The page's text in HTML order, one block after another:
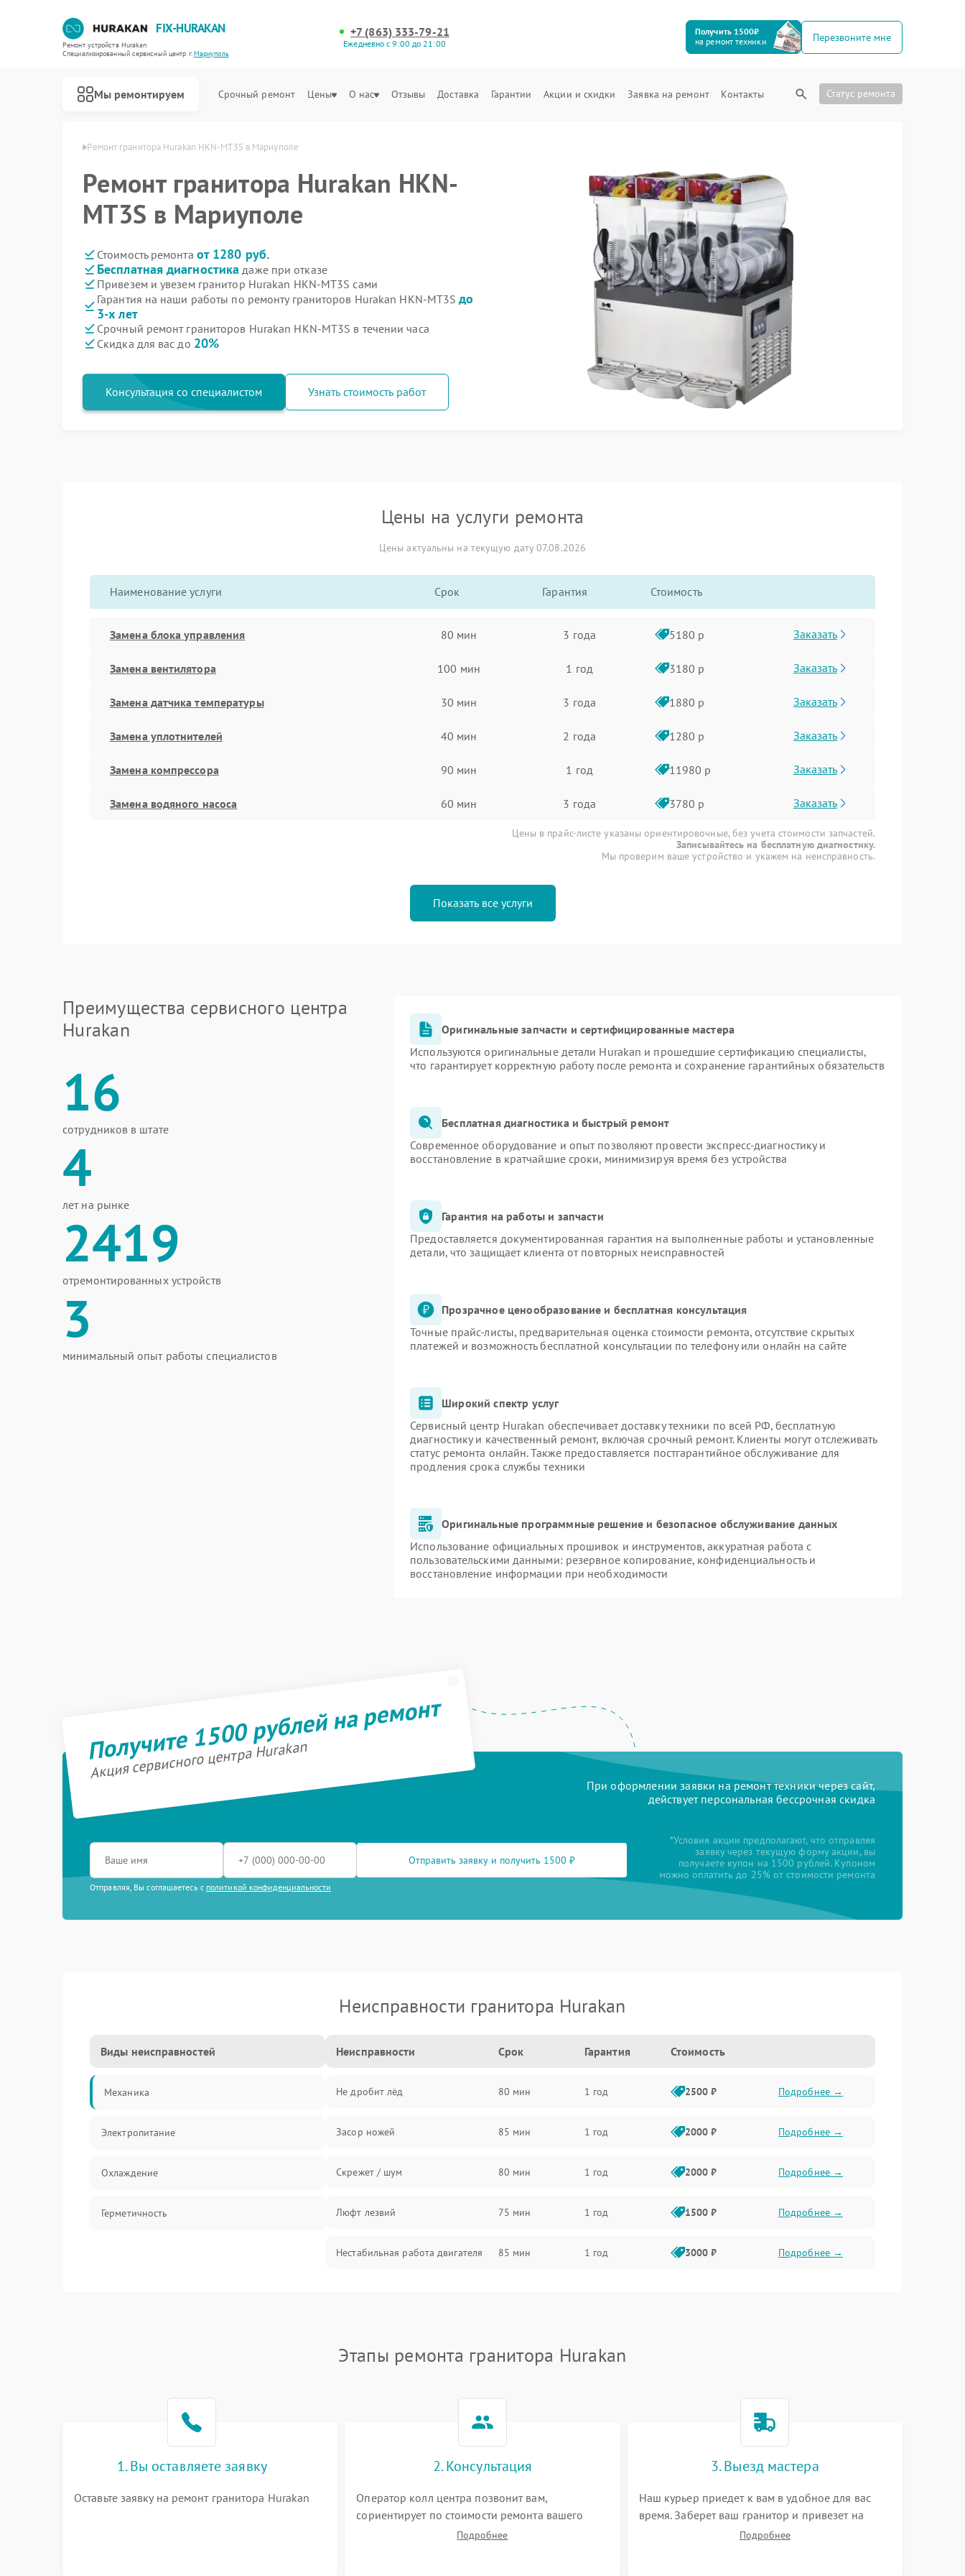
FIX-HURAKAN
Ремонт устройств Hurakan
Специализированный cервисный центр г.Мариуполь
+7 (863) 333-79-21
Ежедневно с 9:00 до 21:00
Получить 1500₽
на ремонт техники
Перезвоните мне
Мы ремонтируем Срочный ремонт Цены О нас Отзывы Доставка Гарантии Акции и скидки Заявка на ремонт Контакты Статус ремонта
в Мариуполе Ремонт гранитора Hurakan HKN-MT3S в Мариуполе
Ремонт гранитора Hurakan HKN-
MT3S в Мариуполе
Стоимость ремонта от 1280 руб.
Бесплатная диагностика даже при отказе
Привезем и увезем гранитор Hurakan HKN-MT3S сами
Гарантия на наши работы по ремонту граниторов Hurakan HKN-MT3Sдо
3-х лет
Срочный ремонт граниторов Hurakan HKN-MT3S в течении часа
Скидка для вас до 20%
Консультация со специалистом Узнать стоимость работ
Цены на услуги ремонта
Цены актуальны на текущую дату 07.08.2026
Наименование услуги Срок Гарантия Стоимость
Замена блока управления 80 мин 3 года 5180 р Заказать
Замена вентилятора 100 мин 1 год 3180 р Заказать
Замена датчика температуры 30 мин 3 года 1880 р Заказать
Замена уплотнителей 40 мин 2 года 1280 р Заказать
Замена компрессора 90 мин 1 год 11980 р Заказать
Замена водяного насоса 60 мин 3 года 3780 р Заказать
Цены в прайс-листе указаны ориентировочные, без учета стоимости запчастей.
Записывайтесь на бесплатную диагностику.
Мы проверим ваше устройство и укажем на неисправность.
Показать все услуги
Преимущества сервисного центра
Hurakan
16
сотрудников в штате
4
лет на рынке
2419
отремонтированных устройств
3
минимальный опыт работы специалистов
Оригинальные запчасти и сертифицированные мастера
Используются оригинальные детали Hurakan и прошедшие сертификацию специалисты,
что гарантирует корректную работу после ремонта и сохранение гарантийных обязательств
Бесплатная диагностика и быстрый ремонт
Современное оборудование и опыт позволяют провести экспресс-диагностику и
восстановление в кратчайшие сроки, минимизируя время без устройства
Гарантия на работы и запчасти
Предоставляется документированная гарантия на выполненные работы и установленные
детали, что защищает клиента от повторных неисправностей
Прозрачное ценообразование и бесплатная консультация
Точные прайс-листы, предварительная оценка стоимости ремонта, отсутствие скрытых
платежей и возможность бесплатной консультации по телефону или онлайн на сайте
Широкий спектр услуг
Сервисный центр Hurakan обеспечивает доставку техники по всей РФ, бесплатную
диагностику и качественный ремонт, включая срочный ремонт. Клиенты могут отслеживать
статус ремонта онлайн. Также предоставляется постгарантийное обслуживание для
продления срока службы техники
Оригинальные программные решение и безопасное обслуживание данных
Использование официальных прошивок и инструментов, аккуратная работа с
пользовательскими данными: резервное копирование, конфиденциальность и
восстановление информации при необходимости
Получите 1500 рублей на ремонт
Акция сервисного центра Hurakan
При оформлении заявки на ремонт техники через сайт,
действует персональная бессрочная скидка
Отправить заявку и получить 1500 ₽
Отправляя, Вы соглашаетесь с политикой конфиденциальности
*Условия акции предполагают, что отправляя
заявку через текущую форму акции, вы
получаете купон на 1500 рублей. Купоном
можно оплатить до 25% от стоимости ремонта
Неисправности гранитора Hurakan
Виды неисправностей
Механика
Электропитание
Охлаждение
Герметичность
Неисправности Срок Гарантия Стоимость
Не дробит лёд 80 мин 1 год 2500 ₽ Подробнее →
Засор ножей 85 мин 1 год 2000 ₽ Подробнее →
Скрежет / шум 80 мин 1 год 2000 ₽ Подробнее →
Люфт лезвий 75 мин 1 год 1500 ₽ Подробнее →
Нестабильная работа двигателя 85 мин 1 год 3000 ₽ Подробнее →
Этапы ремонта гранитора Hurakan
1. Вы оставляете заявку
Оставьте заявку на ремонт гранитора Hurakan
2. Консультация
Оператор колл центра позвонит вам,
сориентирует по стоимости ремонта вашего
гранитора а также ответит на все ваши вопросы.
Подробнее
3. Выезд мастера
Наш курьер приедет к вам в удобное для вас
время. Заберет ваш гранитор и привезет на
склад для диагностики.Подробнее